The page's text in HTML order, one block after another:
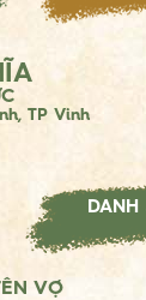
TP Vinh
DANH
VỢ